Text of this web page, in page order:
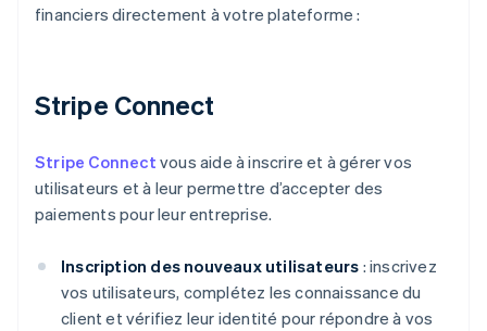
financiers directement à votre plateforme :
Stripe Connect
Stripe Connect vous aide à inscrire et à gérer vos
utilisateurs et à leur permettre d’accepter des
paiements pour leur entreprise.
Inscription des nouveaux utilisateurs : inscrivez
vos utilisateurs, complétez les connaissance du
client et vérifiez leur identité pour répondre à vos